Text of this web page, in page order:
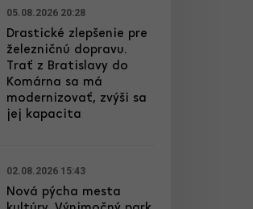
05.08.2026 20:28
Drastické zlepšenie pre
železničnú dopravu.
Trať z Bratislavy do
Komárna sa má
modernizovať, zvýši sa
jej kapacita
02.08.2026 15:43
Nová pýcha mesta